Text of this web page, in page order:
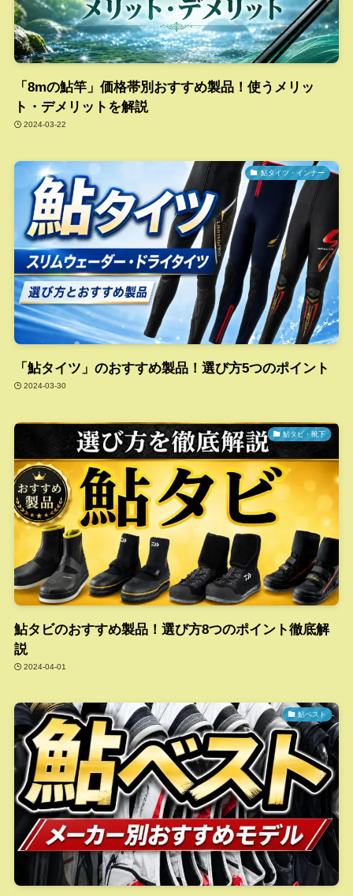
「8mの鮎竿」価格帯別おすすめ製品！使うメリッ
ト・デメリットを解説
2024-03-22
鮎タイツ・インナー
「鮎タイツ」のおすすめ製品！選び方5つのポイント
2024-03-30
鮎タビ・靴下
鮎タビのおすすめ製品！選び方8つのポイント徹底解
説
2024-04-01
鮎ベスト